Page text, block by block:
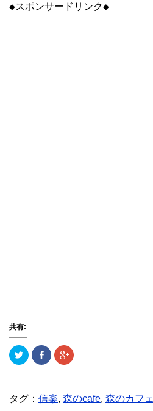
◆スポンサードリンク◆
共有:
ク
リ
T
w
F
a
o
k
ク
リ
G
o
タグ： 信楽, 森のcafe, 森のカフェ